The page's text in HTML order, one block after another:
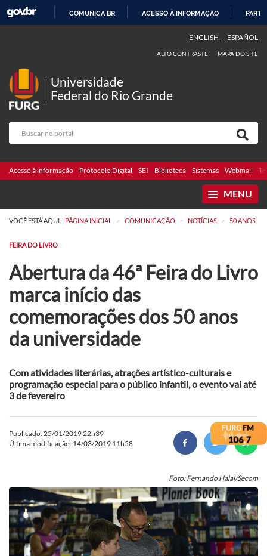
COMUNICA BR ACESSO À INFORMAÇÃO
ENGLISH ESPAÑOL
ALTO CONTRASTE MAPA DO SITE
Universidade
Federal do Rio Grande
Acesso à informação Protocolo Digital SEI Biblioteca Sistemas Webmail
MENU
VOCÊ ESTÁ AQUI: PÁGINA INICIAL > COMUNICAÇÃO > NOTÍCIAS > 50 ANOS
FEIRA DO LIVRO
Abertura da 46ª Feira do Livro
marca início das
comemorações dos 50 anos
da universidade
Com atividades literárias, atrações artístico-culturais e
programação especial para o público infantil, o evento vai até
3 de fevereiro
Publicado: 25/01/2019 22h39
Última modificação: 14/03/2019 11h58
Foto: Fernando Halal/Secom